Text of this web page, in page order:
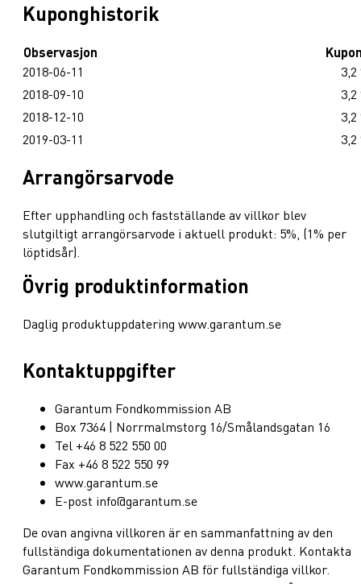
Kuponghistorik
Observasjon
2018-06-11
3,2
2018-09-10
3,2
2018-12-10
3,2
2019-03-11
3,2
Arrangörsarvode
Efter upphandling och fastställande av villkor blev
slutgiltigt arrangörsarvode i aktuell produkt: 5%, (1% per
löptidsår).
Övrig produktinformation
Daglig produktuppdatering www.garantum.se
Kontaktuppgifter
Garantum Fondkommission AB
Box 7364 | Norrmalmstorg 16/Smålandsgatan 16
Tel +46 8 522 550 00
Fax +46 8 522 550 99
www.garantum.se
E-post info@garantum.se
De ovan angivna villkoren är en sammanfattning av den
fullständiga dokumentationen av denna produkt. Kontakta
Garantum Fondkommission AB för fullständiga villkor.